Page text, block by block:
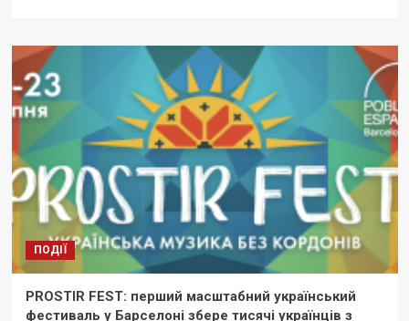
ПОДІЇ
PROSTIR FEST: перший масштабний український
фестиваль у Барселоні збере тисячі українців з